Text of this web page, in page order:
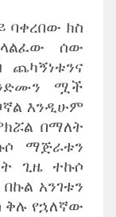
ባቀረበው ክስ
ሰው
ጨካኝነቱንና
ሟች
እንዲሁም
በማለት
ማጅራቱን
ጊዜ ተኩሶ
አንገቱን
ቅሉ የኋለኛው